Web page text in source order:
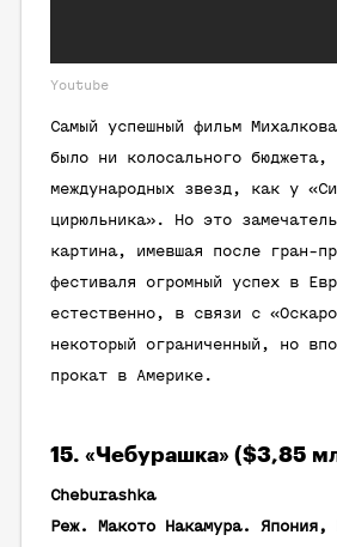
Youtube
Самый успешный фильм
было ни колосального бюджета,
международных звезд, как у
цирюльника». Но это
картина, имевшая после гран-
фестиваля огромный успех в
естественно, в связи с
некоторый ограниченный, но
прокат в Америке.
15. «Чебурашка» ($3,85
Cheburashka
Реж. Макото Накамура. Япония,